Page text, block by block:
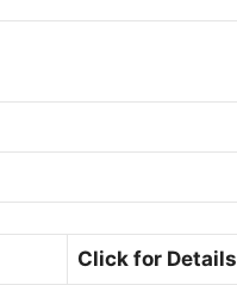
Click for Details